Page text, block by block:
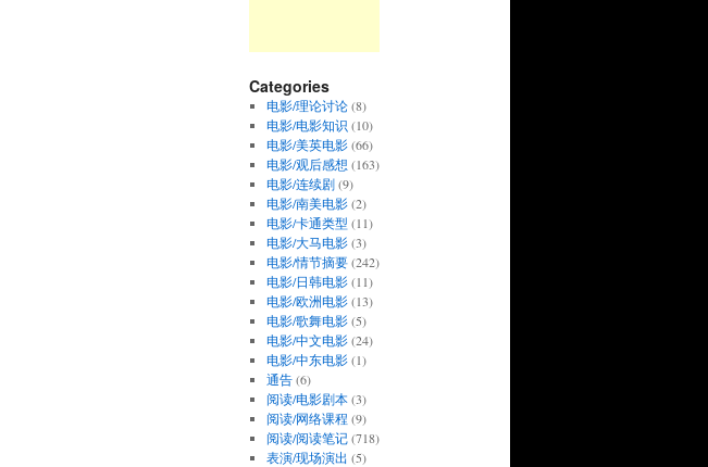
Categories
电影/理论讨论(8)
电影/电影知识 (10)
电影/美英电影(66)
电影/观后感想 (163)
电影/连续剧(9)
电影/南美电影(2)
电影/卡通类型 (11)
电影/大马电影(3)
电影/情节摘要(242)
电影/日韩电影(11)
电影/欧洲电影(13)
电影/歌舞电影(5)
电影/中文电影(24)
电影/中东电影(1)
通告(6)
阅读/电影剧本(3)
阅读/网络课程 (9)
阅读/阅读笔记(718)
表演/现场演出 (5)